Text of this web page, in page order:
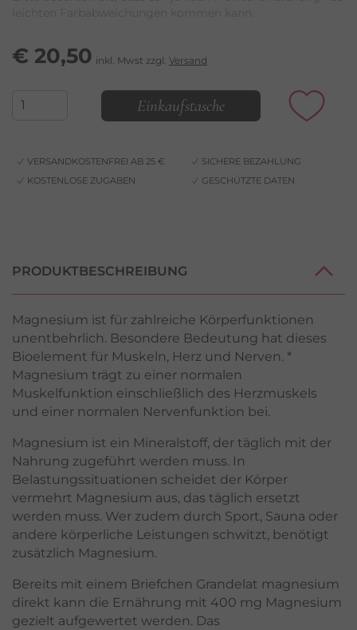
€ 20,50 inkl. Mwst zzgl. Versand
Einkaufstasche
VERSANDKOSTENFREI AB 25 €
SICHERE BEZAHLUNG
KOSTENLOSE ZUGABEN
GESCHÜTZTE DATEN
PRODUKTBESCHREIBUNG
Magnesium ist für zahlreiche Körperfunktionen
unentbehrlich. Besondere Bedeutung hat dieses
Bioelement für Muskeln, Herz und Nerven. *
Magnesium trägt zu einer normalen
Muskelfunktion einschließlich des Herzmuskels
und einer normalen Nervenfunktion bei.
Magnesium ist ein Mineralstoff, der täglich mit der
Nahrung zugeführt werden muss. In
Belastungssituationen scheidet der Körper
vermehrt Magnesium aus, das täglich ersetzt
werden muss. Wer zudem durch Sport, Sauna oder
andere körperliche Leistungen schwitzt, benötigt
zusätzlich Magnesium.
Bereits mit einem Briefchen Grandelat magnesium
direkt kann die Ernährung mit 400 mg Magnesium
gezielt aufgewertet werden. Das